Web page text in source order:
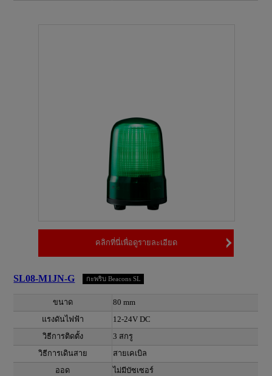
คลิกที่นี่เพื่อดูรายละเอียด
SL08-M1JN-G กะพริบ Beacons SL
ขนาด
80 mm
แรงดันไฟฟ้า
12-24V DC
วิธีการติดตั้ง
3 สกรู
วิธีการเดินสาย
สายเคเบิล
ออด
ไม่มีบัซเซอร์